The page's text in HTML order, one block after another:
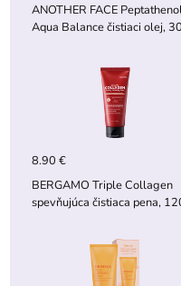
ANOTHER FACE
Aqua Balance čistiaci olej,
8.90 €
BERGAMO Triple Collagen
spevňujúca čistiaca pena,